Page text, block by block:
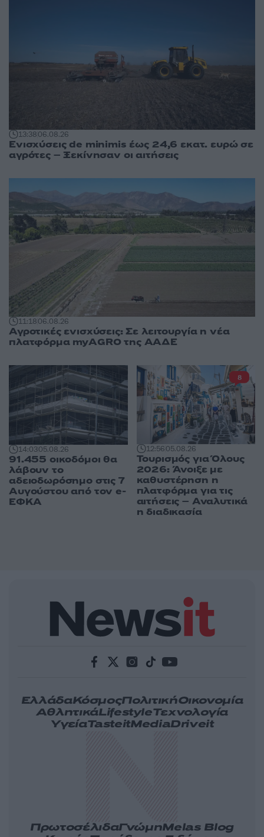
13:3806.08.26
Ενισχύσεις de minimis έως 24,6 εκατ. ευρώ σε
αγρότες – Ξεκίνησαν οι αιτήσεις
11:1806.08.26
Αγροτικές ενισχύσεις: Σε λειτουργία η νέα
πλατφόρμα myAGRO της ΑΑΔΕ
14:0305.08.26
91.455 οικοδόμοι θα
λάβουν το
αδειοδωρόσημο στις 7
Αυγούστου από τον e-
ΕΦΚΑ
12:5605.08.26
Τουρισμός για Όλους
2026: Άνοιξε με
καθυστέρηση η
πλατφόρμα για τις
αιτήσεις – Αναλυτικά
η διαδικασία
8
ΕλλάδαΚόσμοςΠολιτικήΟικονομία
ΑθλητικάLifestyleΤεχνολογία
ΥγείαTasteitMediaDriveit
ΠρωτοσέλιδαΓνώμηMelas Blog